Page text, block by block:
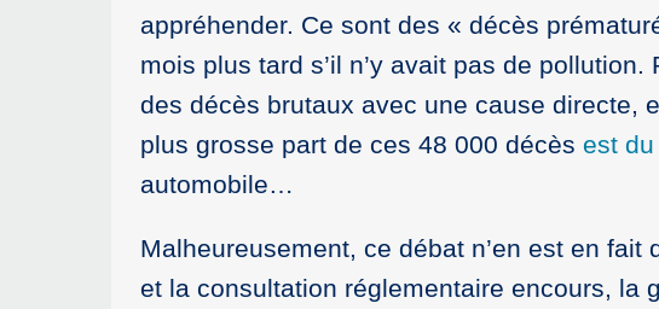
appréhender. Ce sont des « décès
mois plus tard s’il n’y avait pas de
des décès brutaux avec une cause directe,
plus grosse part de ces 48 000 décès est
automobile…
Malheureusement, ce débat n’en est en fait
et la consultation réglementaire encours, la